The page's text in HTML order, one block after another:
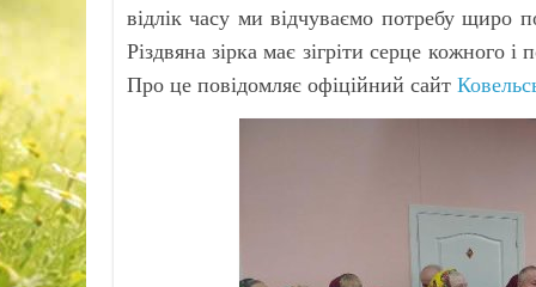
відлік часу ми відчуваємо потребу щиро
Різдвяна зірка має зігріти серце кожного
Про це повідомляє офіційний сайт